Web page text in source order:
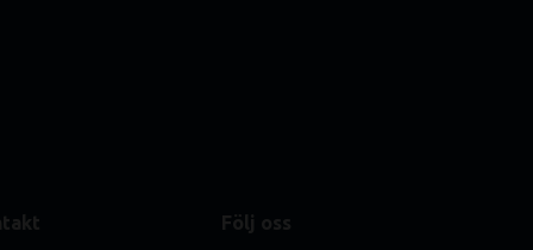
Följ oss